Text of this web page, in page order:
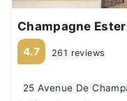
Champagne
4.7 261 reviews
25 Avenue De